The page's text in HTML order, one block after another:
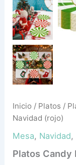
Inicio / Platos /
Navidad (rojo)
Mesa, Navidad,
Platos Candy